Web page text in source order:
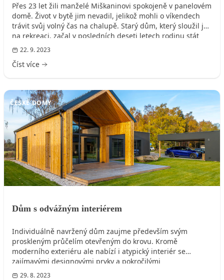
Přes 23 let žili manželé Miškaninovi spokojeně v panelovém
domě. Život v bytě jim nevadil, jelikož mohli o víkendech
trávit svůj volný čas na chalupě. Starý dům, který sloužil jen
na rekreaci, začal v posledních deseti letech rodinu stát
příliš mnoho energie a financí na neustálé opravy. Proto se
společně rozhodli, že namísto do nekonečných rekonstrukcí
investují do nového rodinného domu, kam by se
22. 9. 2023
Číst více
ČESKÉ DOMY
Dům s odvážným interiérem
Individuálně navržený dům zaujme především svým
proskleným průčelím otevřeným do krovu. Kromě
moderního exteriéru ale nabízí i atypický interiér se
zajímavými designovými prvky a pokročilými
technologiemi.
29. 8. 2023